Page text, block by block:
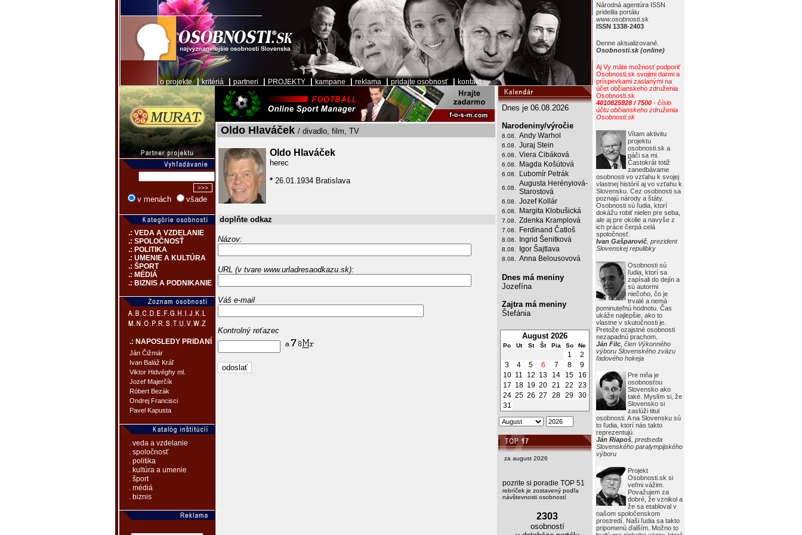
o projekte|kritériá partneri PROJEKTY kampane reklama pridajte osobnosť kontakt
Národná agentúra ISSN
pridelila portálu
www.osobnosti.sk
ISSN 1338-2403
Denne aktualizované.
Osobnosti.sk (online)
Aj Vy máte možnosť podporiť
Osobnosti.sk svojimi darmi a
príspevkami zaslanými na
účet občianskeho združenia
Osobnosti.sk
4010825928 / 7500 - číslo
účtu občianskeho združenia
Osobnosti.sk
Vítam aktivitu
projektu
osobnosti.sk a
páči sa mi.
Častokrát totiž
zanedbávame
osobnosti vo vzťahu k svojej
vlastnej histórií aj vo vzťahu k
Slovensku. Cez osobnosti sa
poznajú národy a štáty.
Osobnosti sú ľudia, ktorí
dokážu robiť nielen pre seba,
ale aj pre okolie a navyše z
ich práce čerpá celá
spoločnosť.
Ivan Gašparovič , prezident
Slovenskej repulibky
Osobnosti sú
ľudia, ktorí sa
zapísali do dejín a
sú autormi
niečoho, čo je
trvalé a nemá
pominuteľnú hodnotu. Čas
ukáže najlepšie, ako to
vlastne v skutočnosti je.
Pretože ozajstné osobnosti
nezapadnú prachom.
Ján Filc , člen Výkonného
výboru Slovenského zväzu
ľadového hokeja
Pre mňa je
osobnosťou
Slovensko ako
také. Myslím si, že
Slovensko si
zaslúži titul
osobnosti. A na Slovensku sú
to ľudia, ktorí nás takto
reprezentujú.
Ján Riapoš , predseda
Slovenského paralympijského
výboru
Projekt
Osobnosti.sk si
veľmi vážim.
Považujem za
dobré, že vznikol a
že sa etabloval v
našom spoločenskom
prostredí. Naši ľudia sa takto
pripomenú ďalším. Možno to
v menách všade
.: VEDA A VZDELANIE
.: SPOLOČNOSŤ
.: POLITIKA
.: UMENIE A KULTÚRA
.: ŠPORT
.: MÉDIÁ
.: BIZNIS A PODNIKANIE
.: NAPOSLEDY PRIDANÍ
Ján Čižmár
Ivan Baláž Kráľ
Viktor Hidvéghy ml.
Jozef Majerčík
Róbert Bezák
Ondrej Francisci
Pavel Kapusta
. veda a vzdelanie
. spoločnosť
. politika
. kultúra a umenie
. šport
. médiá
. biznis
Oldo Hlaváček / divadlo, film, TV
Oldo Hlaváček
herec
* 26.01.1934 Bratislava
doplňte odkaz
Názov:
URL (v tvare www.urladresaodkazu.sk):
Váš e-mail
Kontrolný reťazec
Dnes je 06.08.2026
Narodeniny/výročie
6.08. Andy Warhol
6.08. Juraj Stein
6.08. Viera Cibáková
6.08. Magda Košútová
6.08. Ľubomír Petrák
6.08.
Augusta Herényiová-
Starostová
6.08. Jozef Kollár
6.08. Margita Klobušická
7.08. Zdenka Kramplová
7.08. Ferdinand Čatloš
8.08. Ingrid Šenitková
8.08. Igor Šajtlava
8.08. Anna Belousovová
Dnes má meniny
Jozefína
Zajtra má meniny
Štefánia
August 2026
Po Ut St Št Pia So Ne
1
2
3
4 5 6 7 8
9
10 11 12 13 14 15
16
17 18 19 20 21 22
23
24 25 26 27 28 29 30
31
za august 2026
pozrite si poradie TOP 51
rebríček je zostavený podľa
návštevnosti osobností
2303
osobností